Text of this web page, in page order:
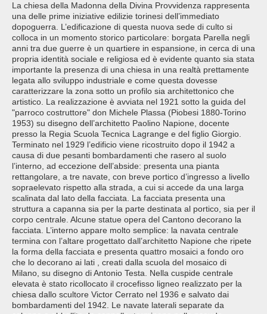
La chiesa della Madonna della Divina Provvidenza rappresenta
una delle prime iniziative edilizie torinesi dell’immediato
dopoguerra. L’edificazione di questa nuova sede di culto si
colloca in un momento storico particolare: borgata Parella negli
anni tra due guerre è un quartiere in espansione, in cerca di una
propria identità sociale e religiosa ed è evidente quanto sia stata
importante la presenza di una chiesa in una realtà prettamente
legata allo sviluppo industriale e come questa dovesse
caratterizzare la zona sotto un profilo sia architettonico che
artistico. La realizzazione è avviata nel 1921 sotto la guida del
"parroco costruttore" don Michele Plassa (Piobesi 1880-Torino
1953) su disegno dell’architetto Paolino Napione, docente
presso la Regia Scuola Tecnica Lagrange e del figlio Giorgio.
Terminato nel 1929 l’edificio viene ricostruito dopo il 1942 a
causa di due pesanti bombardamenti che rasero al suolo
l’interno, ad eccezione dell’abside: presenta una pianta
rettangolare, a tre navate, con breve portico d’ingresso a livello
sopraelevato rispetto alla strada, a cui si accede da una larga
scalinata dal lato della facciata. La facciata presenta una
struttura a capanna sia per la parte destinata al portico, sia per il
corpo centrale. Alcune statue opera del Cantono decorano la
facciata. L’interno appare molto semplice: la navata centrale
termina con l’altare progettato dall’architetto Napione che ripete
la forma della facciata e presenta quattro mosaici a fondo oro
che lo decorano ai lati , creati dalla scuola del mosaico di
Milano, su disegno di Antonio Testa. Nella cuspide centrale
elevata è stato ricollocato il crocefisso ligneo realizzato per la
chiesa dallo scultore Victor Cerrato nel 1936 e salvato dai
bombardamenti del 1942. Le navate laterali separate da